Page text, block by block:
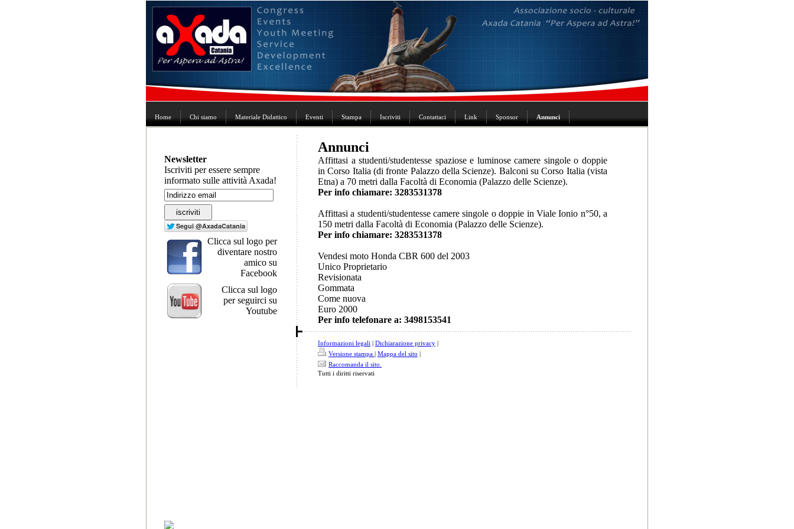
Home Chi siamo Materiale Didattico Eventi Stampa Iscriviti Contattaci Link Sponsor Annunci
Newsletter
Iscriviti per essere sempre
informato sulle attività Axada!
Clicca sul logo per
diventare nostro
amico su
Facebook
Clicca sul logo
per seguirci su
Youtube
Annunci
Affittasi a studenti/studentesse spaziose e luminose camere singole o doppie
in Corso Italia (di fronte Palazzo della Scienze). Balconi su Corso Italia (vista
Etna) a 70 metri dalla Facoltà di Economia (Palazzo delle Scienze).
Per info chiamare: 3283531378
Affittasi a studenti/studentesse camere singole o doppie in Viale Ionio n°50, a
150 metri dalla Facoltà di Economia (Palazzo delle Scienze).
Per info chiamare: 3283531378
Vendesi moto Honda CBR 600 del 2003
Unico Proprietario
Revisionata
Gommata
Come nuova
Euro 2000
Per info telefonare a: 3498153541
Informazioni legali | Dichiarazione privacy |
Versione stampa | Mappa del sito |
Raccomanda il sito.
Tutti i diritti riservati